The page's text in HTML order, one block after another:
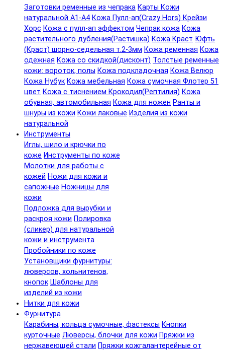
Заготовки ременные из чепрака Карты Кожи
натуральной А1-А4 Кожа Пулл-ап(Crazy Hors) Крейзи
Хорс Кожа с пулл-ап эффектом Чепрак кожа Кожа
растительного дубления(Растишка) Кожа Краст Юфть
(Краст) шорно-седельная т.2-3мм Кожа ременная Кожа
одежная Кожа со скидкой(дисконт) Толстые ременные
кожи: вороток, полы Кожа подкладочная Кожа Велюр
Кожа Нубук Кожа мебельная Кожа сумочная Флотер 51
цвет Кожа с тиснением Крокодил(Рептилия) Кожа
обувная, автомобильная Кожа для ножен Ранты и
шнуры из кожи Кожи лаковые Изделия из кожи
натуральной
Инструменты
Иглы, шило и крючки по
коже Инструменты по коже
Молотки для работы с
кожей Ножи для кожи и
сапожные Ножницы для
кожи
Подложка для вырубки и
раскроя кожи Полировка
(сликер) для натуральной
кожи и инструмента
Пробойники по коже
Установщики фурнитуры:
люверсов, хольнитенов,
кнопок Шаблоны для
изделий из кожи
Нитки для кожи
Фурнитура
Карабины, кольца сумочные, фастексы Кнопки
курточные Люверсы, блочки для кожи Пряжки из
нержавеющей стали Пряжки кожгалантерейные от